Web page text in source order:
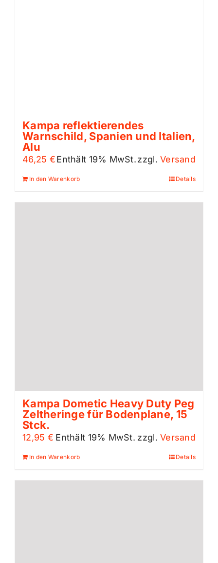
Kampa reflektierendes
Warnschild, Spanien und Italien,
Alu
46,25 €Enthält 19% MwSt.zzgl.Versand
In den Warenkorb Details
Kampa Dometic Heavy Duty Peg
Zeltheringe für Bodenplane, 15
Stck.
12,95 € Enthält 19% MwSt. zzgl.Versand
In den Warenkorb Details